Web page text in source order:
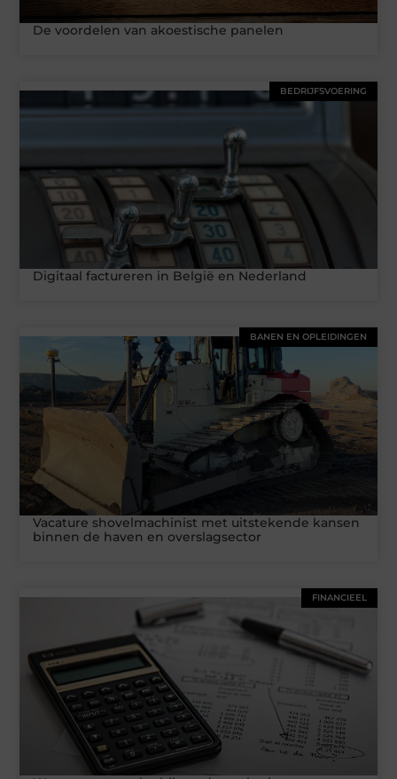
De voordelen van akoestische panelen
BEDRIJFSVOERING
Digitaal factureren in België en Nederland
BANEN EN OPLEIDINGEN
Vacature shovelmachinist met uitstekende kansen
binnen de haven en overslagsector
FINANCIEEL